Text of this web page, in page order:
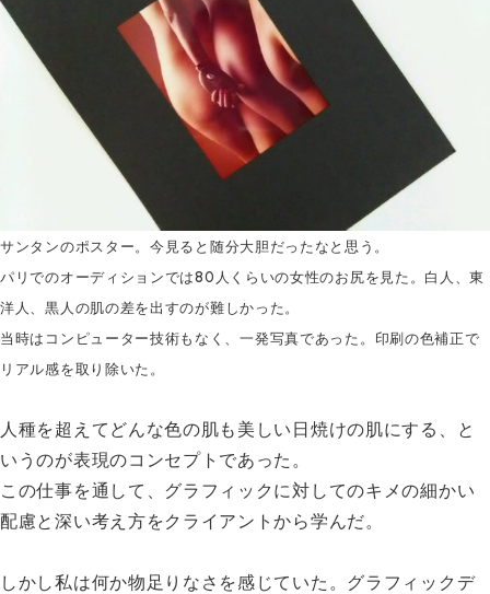
サンタンのポスター。 今見ると随分大胆だったなと思う。
パリでのオーディションでは80人くらいの女性のお尻を見た。白人、東
洋人、黒人の肌の差を出すのが難しかった。
当時はコンピューター技術もなく、一発写真であった。印刷の色補正で
リアル感を取り除いた。
人種を超えてどんな色の肌も美しい日焼けの肌にする、と
いうのが表現のコンセプトであった。
この仕事を通して、グラフィックに対してのキメの細かい
配慮と深い考え方をクライアントから学んだ。
しかし私は何か物足りなさを感じていた。グラフィックデ